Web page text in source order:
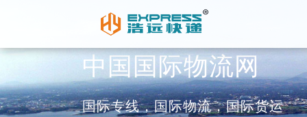
中国国际物流网
国际专线，国际物流，国际货运